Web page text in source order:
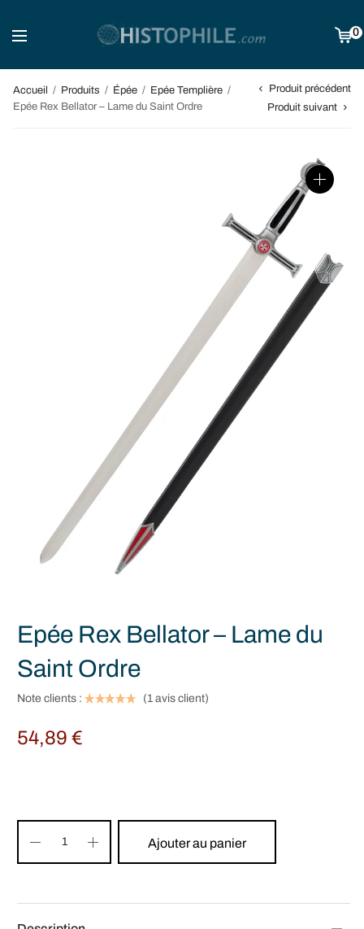
0
Accueil / Produits / Épée / Epée Templière /
Epée Rex Bellator – Lame du Saint Ordre
Produit précédent
Produit suivant
Epée Rex Bellator – Lame du
Saint Ordre
Note clients : (1 avis client)
54,89€
Ajouter au panier